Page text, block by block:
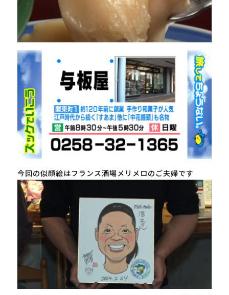
今回の似顔絵はフランス酒場メリメロのご夫婦です